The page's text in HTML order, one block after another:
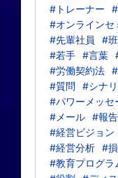
#トレーナー
#オンラインセ
#先輩社員
#
#若手 #言葉
#労働契約法
#質問
#シナ
#パワーメッセ
#メール #報
#経営ビジョン
#経営分析 #
#教育プログラ